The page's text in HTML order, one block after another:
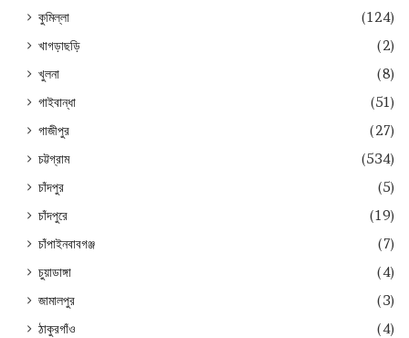
কুমিল্লা
(124)
খাগড়াছড়ি
(2)
খুলনা
(8)
গাইবান্ধা
(51)
গাজীপুর
(27)
চট্টগ্রাম
(534)
চাঁদপুর
(5)
চাঁদপুরে
(19)
চাঁপাইনবাবগঞ্জ
(7)
চুয়াডাঙ্গা
(4)
জামালপুর
(3)
ঠাকুরগাঁও
(4)